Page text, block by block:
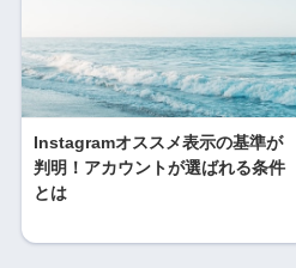
Instagramオススメ表示の基準が
判明！アカウントが選ばれる条件
とは